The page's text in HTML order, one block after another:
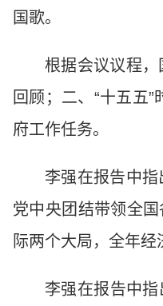
国歌。
根据会议议程
回顾；二、“十五五
府工作任务。
李强在报告中
党中央团结带领全
际两个大局，全年
李强在报告中